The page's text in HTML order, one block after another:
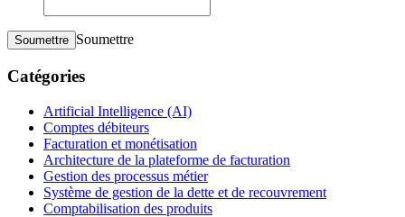
Soumettre Soumettre
Catégories
Artificial Intelligence (AI)
Comptes débiteurs
Facturation et monétisation
Architecture de la plateforme de facturation
Gestion des processus métier
Système de gestion de la dette et de recouvrement
Comptabilisation des produits